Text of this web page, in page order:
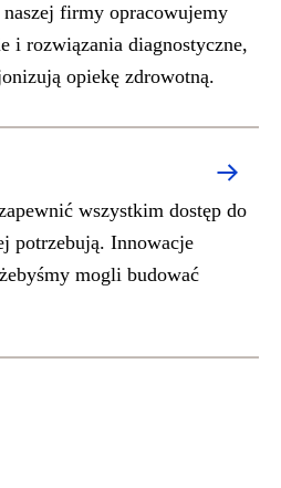
firmy opracowujemy
i rozwiązania diagnostyczne,
opiekę zdrowotną.
wszystkim dostęp do
potrzebują. Innowacje
mogli budować